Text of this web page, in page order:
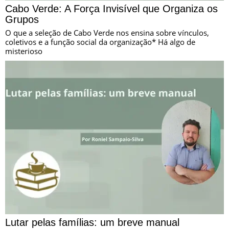
Cabo Verde: A Força Invisível que Organiza os
Grupos
O que a seleção de Cabo Verde nos ensina sobre vínculos,
coletivos e a função social da organização* Há algo de
misterioso
Lutar pelas famílias: um breve manual